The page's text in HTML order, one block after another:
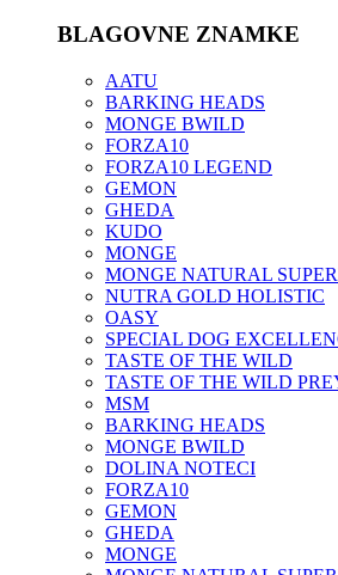
BLAGOVNE ZNAMKE
AATU
BARKING HEADS
MONGE BWILD
FORZA10
FORZA10 LEGEND
GEMON
GHEDA
KUDO
MONGE
MONGE NATURAL
NUTRA GOLD HOLISTIC
OASY
SPECIAL DOG
TASTE OF THE WILD
TASTE OF THE WILD
MSM
BARKING HEADS
MONGE BWILD
DOLINA NOTECI
FORZA10
GEMON
GHEDA
MONGE